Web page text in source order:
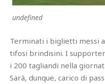
undefined
Terminati i biglietti messi
tifosi brindisini. I
i 200 tagliandi nella
Sarà, dunque, carico di